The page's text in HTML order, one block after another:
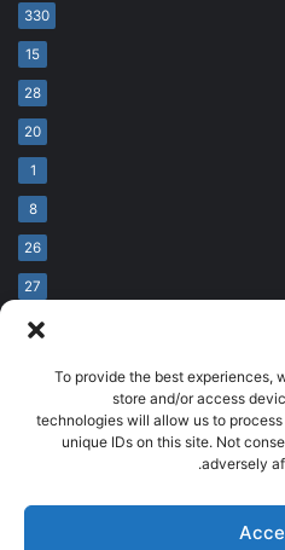
To provide the best experiences,
store and/or access
technologies will allow us to
unique IDs on this site. Not
adversely
330
15
28
20
1
8
26
27
developed by
اتصل بنا
لفريقنا